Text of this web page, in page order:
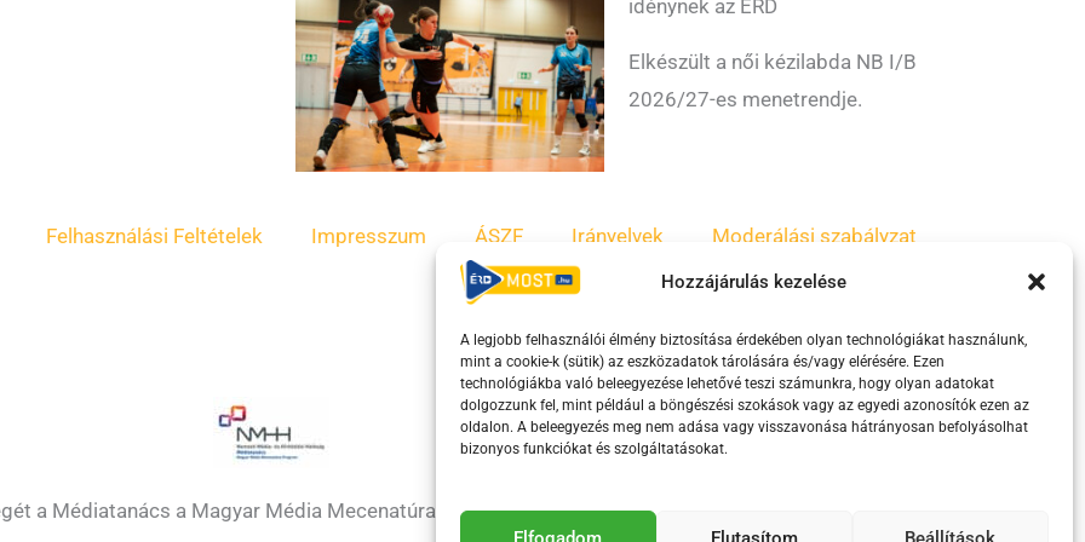
Hozzájárulás kezelése
A legjobb felhasználói élmény biztosítása érdekében olyan technológiákat használunk,
mint a cookie-k (sütik) az eszközadatok tárolására és/vagy elérésére. Ezen
technológiákba való beleegyezése lehetővé teszi számunkra, hogy olyan adatokat
dolgozzunk fel, mint például a böngészési szokások vagy az egyedi azonosítók ezen az
oldalon. A beleegyezés meg nem adása vagy visszavonása hátrányosan befolyásolhat
bizonyos funkciókat és szolgáltatásokat.
idénynek az ÉRD
Elkészült a női kézilabda NB I/B
2026/27-es menetrendje.
Felhasználási Feltételek Impresszum ÁSZF Irányelvek Moderálási szabályzat
a Médiatanács a Magyar Média Mecenatúra program keretében támogatja.